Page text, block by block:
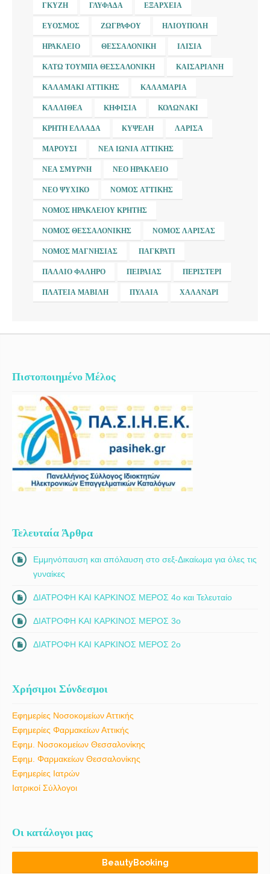
ΓΚΎΖΗ ΓΛΥΦΆΔΑ ΕΞΆΡΧΕΙΑ
ΕΎΟΣΜΟΣ ΖΩΓΡΆΦΟΥ ΗΛΙΟΎΠΟΛΗ
ΗΡΆΚΛΕΙΟ ΘΕΣΣΑΛΟΝΊΚΗ ΙΛΊΣΙΑ
ΚΆΤΩ ΤΟΎΜΠΑ ΘΕΣΣΑΛΟΝΊΚΗ ΚΑΙΣΑΡΙΑΝΉ
ΚΑΛΑΜΆΚΙ ΑΤΤΙΚΉΣ ΚΑΛΑΜΑΡΙΆ
ΚΑΛΛΙΘΈΑ ΚΗΦΙΣΙΆ ΚΟΛΩΝΆΚΙ
ΚΡΉΤΗ ΕΛΛΆΔΑ ΚΥΨΈΛΗ ΛΆΡΙΣΑ
ΜΑΡΟΎΣΙ ΝΈΑ ΙΩΝΊΑ ΑΤΤΙΚΉΣ
ΝΈΑ ΣΜΎΡΝΗ ΝΈΟ ΗΡΆΚΛΕΙΟ
ΝΈΟ ΨΥΧΙΚΌ ΝΟΜΌΣ ΑΤΤΙΚΉΣ
ΝΟΜΌΣ ΗΡΑΚΛΕΊΟΥ ΚΡΉΤΗΣ
ΝΟΜΌΣ ΘΕΣΣΑΛΟΝΊΚΗΣ ΝΟΜΌΣ ΛΆΡΙΣΑΣ
ΝΟΜΌΣ ΜΑΓΝΗΣΊΑΣ ΠΑΓΚΡΆΤΙ
ΠΑΛΑΙΌ ΦΆΛΗΡΟ ΠΕΙΡΑΙΆΣ ΠΕΡΙΣΤΈΡΙ
ΠΛΑΤΕΊΑ ΜΑΒΊΛΗ ΠΥΛΑΊΑ ΧΑΛΆΝΔΡΙ
Πιστοποιημένο Μέλος
Τελευταία Άρθρα
Εμμηνόπαυση και απόλαυση στο σεξ-Δικαίωμα για όλες τις
γυναίκες
ΔΙΑΤΡΟΦΗ ΚΑΙ ΚΑΡΚΙΝΟΣ ΜΕΡΟΣ 4ο και Τελευταίο
ΔΙΑΤΡΟΦΗ ΚΑΙ ΚΑΡΚΙΝΟΣ ΜΕΡΟΣ 3ο
ΔΙΑΤΡΟΦΗ ΚΑΙ ΚΑΡΚΙΝΟΣ ΜΕΡΟΣ 2ο
Χρήσιμοι Σύνδεσμοι
Εφημερίες Νοσοκομείων Αττικής
Εφημερίες Φαρμακείων Αττικής
Εφημ. Νοσοκομείων Θεσσαλονίκης
Εφημ. Φαρμακείων Θεσσαλονίκης
Εφημερίες Ιατρών
Ιατρικοί Σύλλογοι
Οι κατάλογοι μας
BeautyBooking